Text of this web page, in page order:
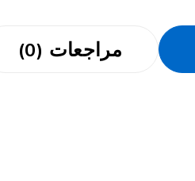
مراجعات (0)